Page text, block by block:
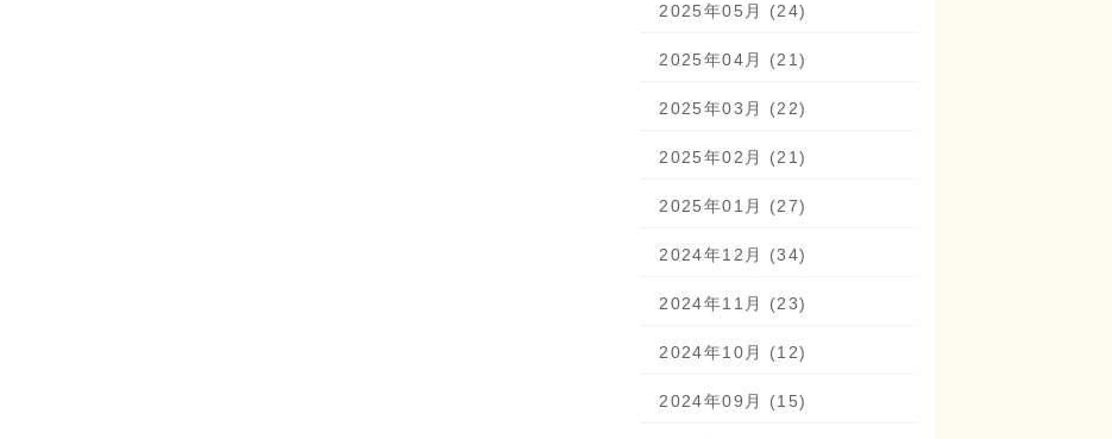
2025年05月 (24)
2025年04月 (21)
2025年03月 (22)
2025年02月 (21)
2025年01月 (27)
2024年12月 (34)
2024年11月 (23)
2024年10月 (12)
2024年09月 (15)